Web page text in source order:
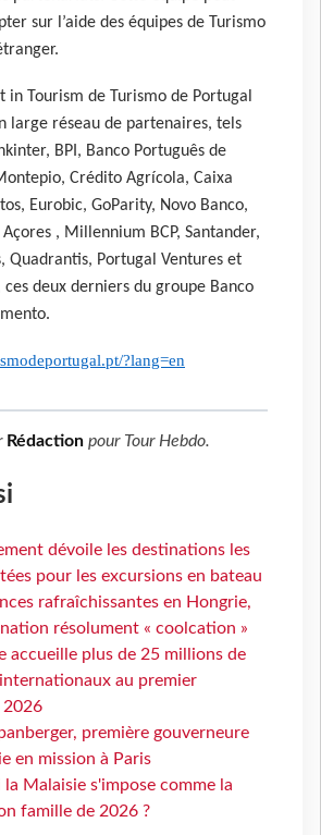
sur l’aide des équipes de Turismo
in Tourism de Turismo de Portugal
large réseau de partenaires, tels
BPI, Banco Português de
Crédito Agrícola, Caixa
Eurobic, GoParity, Novo Banco,
Açores , Millennium BCP, Santander,
Quadrantis, Portugal Ventures et
ces deux derniers du groupe Banco
?lang=en
Rédaction pour Tour Hebdo.
dévoile les destinations les
pour les excursions en bateau
rafraîchissantes en Hongrie,
résolument « coolcation »
accueille plus de 25 millions de
au premier
2026
première gouverneure
en mission à Paris
la Malaisie s'impose comme la
famille de 2026 ?